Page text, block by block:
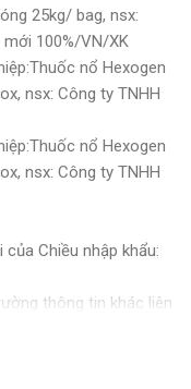
25kg/ bag, nsx:
100%/VN/XK
nổ Hexogen
nsx: Công ty TNHH
nổ Hexogen
nsx: Công ty TNHH
Chiều nhập khẩu:
thông tin khác liên